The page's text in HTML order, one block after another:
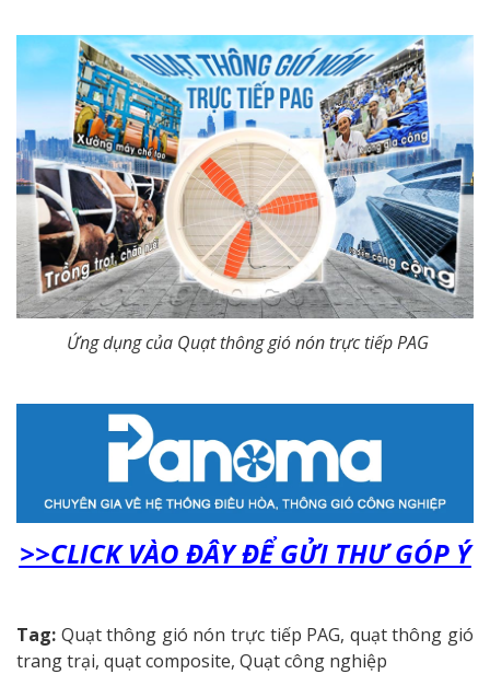
Ứng dụng của Quạt thông gió nón trực tiếp PAG
>>CLICK VÀO ĐÂY ĐỂ GỬI THƯ GÓP Ý
Tag: Quạt thông gió nón trực tiếp PAG, quạt thông gió
trang trại, quạt composite, Quạt công nghiệp